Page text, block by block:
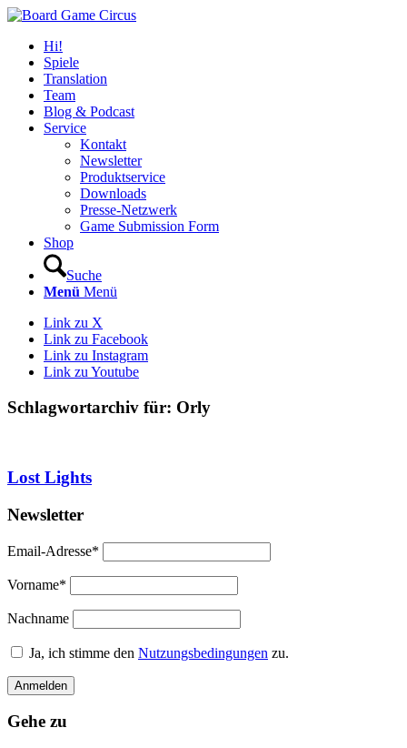
Hi!
Spiele
Translation
Team
Blog & Podcast
Service
Kontakt
Newsletter
Produktservice
Downloads
Presse-Netzwerk
Game Submission Form
Shop
Suche
Menü Menü
Link zu X
Link zu Facebook
Link zu Instagram
Link zu Youtube
Schlagwortarchiv für: Orly
Lost Lights
Newsletter
Email-Adresse*
Vorname*
Nachname
Ja, ich stimme den Nutzungsbedingungen zu.
Gehe zu